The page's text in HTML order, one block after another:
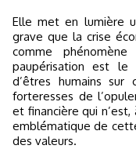
Elle met en lumière
grave que la crise
comme
paupérisation est le
d’êtres humains
forteresses de
et financière qui
emblématique de
des valeurs.